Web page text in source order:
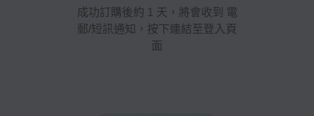
成功訂購後約 1 天，將會收到 電
郵/短訊通知，按下連結至登入頁
面